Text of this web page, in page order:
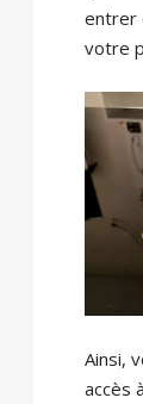
entrer
votre
Ainsi,
accès